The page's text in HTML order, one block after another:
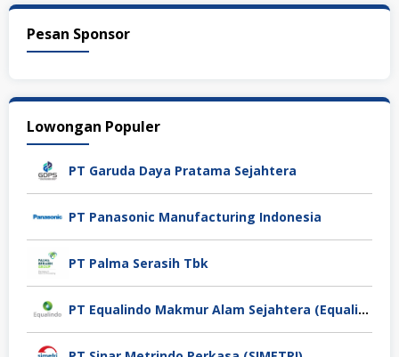
Pesan Sponsor
Lowongan Populer
PT Garuda Daya Pratama Sejahtera
PT Panasonic Manufacturing Indonesia
PT Palma Serasih Tbk
PT Equalindo Makmur Alam Sejahtera (Equalindo Group)